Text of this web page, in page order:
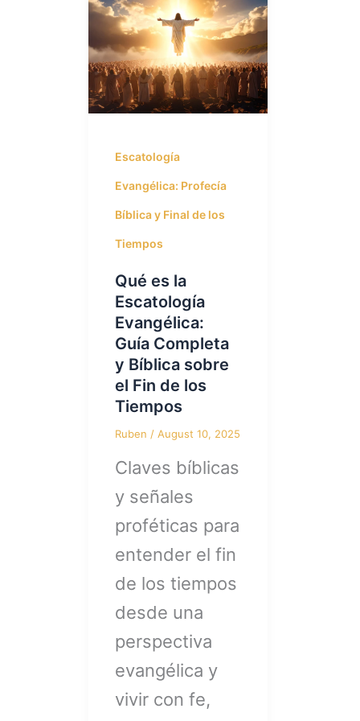
Escatología
Evangélica: Profecía
Bíblica y Final de los
Tiempos
Qué es la
Escatología
Evangélica:
Guía Completa
y Bíblica sobre
el Fin de los
Tiempos
Ruben / August 10, 2025
Claves bíblicas
y señales
proféticas para
entender el fin
de los tiempos
desde una
perspectiva
evangélica y
vivir con fe,